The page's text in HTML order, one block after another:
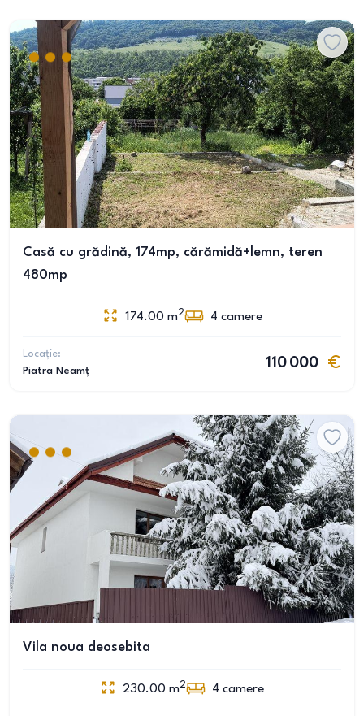
Casă cu grădină, 174mp, cărămidă+lemn, teren
480mp
174.00 m2 4 camere
Locație:
Piatra Neamț
110 000
Vila noua deosebita
230.00 m2 4 camere